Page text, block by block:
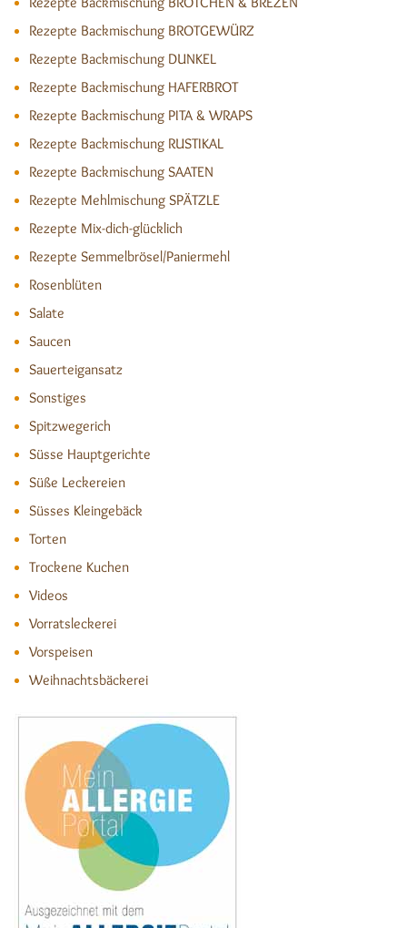
Rezepte Backmischung BROTGEWÜRZ
Rezepte Backmischung DUNKEL
Rezepte Backmischung HAFERBROT
Rezepte Backmischung PITA & WRAPS
Rezepte Backmischung RUSTIKAL
Rezepte Backmischung SAATEN
Rezepte Mehlmischung SPÄTZLE
Rezepte Mix-dich-glücklich
Rezepte Semmelbrösel/Paniermehl
Rosenblüten
Salate
Saucen
Sauerteigansatz
Sonstiges
Spitzwegerich
Süsse Hauptgerichte
Süße Leckereien
Süsses Kleingebäck
Torten
Trockene Kuchen
Videos
Vorratsleckerei
Vorspeisen
Weihnachtsbäckerei